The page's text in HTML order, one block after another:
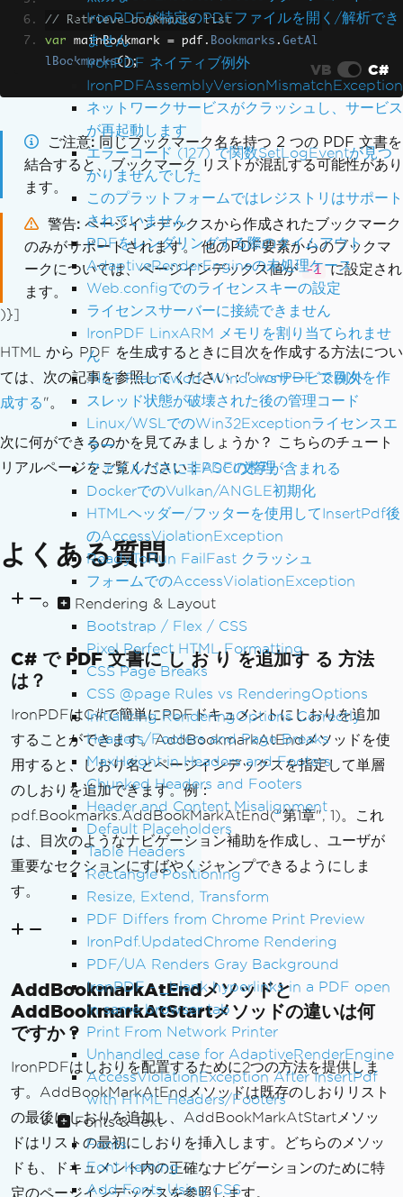
IronPDFが特定のPDFファイルを開く/解析でき
ません
IronPDF ネイティブ例外
IronPDFAssemblyVersionMismatchException
ネットワークサービスがクラッシュし、サービス
が再起動します
エラーコード (127) で関数SetLogEventが見つ
かりませんでした
このプラットフォームではレジストリはサポート
されていません
PDFをレンダリングする際のタイムアウト
AdaptiveRenderEngineの未処理ケース
Web.configでのライセンスキーの設定
ライセンスサーバーに接続できません
IronPDF LinxARM メモリを割り当てられませ
ん
.NET Framework Windowsサービス例外
スレッド状態が破壊された後の管理コード
Linux/WSLでのWin32Exceptionライセンスエ
ラー
ファイルパスに非ASCII文字が含まれる
DockerでのVulkan/ANGLE初期化
HTMLヘッダー/フッターを使用してInsertPdf後
のAccessViolationException
ReadyToRun FailFast クラッシュ
フォームでのAccessViolationException
Rendering & Layout
Bootstrap / Flex / CSS
Pixel Perfect HTML Formatting
CSS Page Breaks
CSS @page Rules vs RenderingOptions
Initializing RenderingOptions Correctly
Headers/Footers and Page Breaks
MaxHeight in Headers and Footers
Chunked Headers and Footers
Header and Content Misalignment
Default Placeholders
Table Headers
Rectangle Positioning
Resize, Extend, Transform
PDF Differs from Chrome Print Preview
IronPdf.UpdatedChrome Rendering
PDF/UA Renders Gray Background
IronPDF - _blank hyperlinks in a PDF open
in same browser tab
Print From Network Printer
Unhandled case for AdaptiveRenderEngine
AccessViolationException After InsertPdf
with HTML Headers/Footers
Fonts & Text
Fonts
Font Kerning
Add Fonts Using CSS
// Retrieve bookmarks list
var mainBookmark = pdf . Bookmarks . GetAl
lBookmarks(); VB C#
ご注意
同じブックマーク名を持つ 2 つの PDF 文書を
結合すると、ブックマーク リストが混乱する可能性があり
ます。
警告 ページインデックスから作成されたブックマーク
のみがサポートされます。 他のPDF要素からのブックマ
ークについては、ページインデックス値が -1 に設定され
ます。
)}]
HTML から PDF を生成するときに目次を作成する方法につい
ては、次の記事を参照してください："IronPDF で目次を作
成する"。
次に何ができるのかを見てみましょうか？ こちらのチュート
リアルページをご覧ください：PDFの整理
よくある質問
C# で PDF 文書に し お り を追加す る 方法
は？
IronPDFはC#で簡単にPDFドキュメントにしおりを追加
することができます。AddBookmarkAtEndメソッドを使
用すると、しおり名とページインデックスを指定して単層
のしおりを追加できます。例：
pdf.Bookmarks.AddBookMarkAtEnd("第1章", 1)。これ
は、目次のようなナビゲーション補助を作成し、ユーザが
重要なセクションにすばやくジャンプできるようにしま
す。
AddBookmarkAtEndメソッドと
AddBookmarkAtStartメソッドの違いは何
ですか？
IronPDFはしおりを配置するために2つの方法を提供しま
す。AddBookMarkAtEndメソッドは既存のしおりリスト
の最後にしおりを追加し、AddBookMarkAtStartメソッ
ドはリストの最初にしおりを挿入します。どちらのメソッ
ドも、ドキュメント内の正確なナビゲーションのために特
定のページインデックスを参照します。